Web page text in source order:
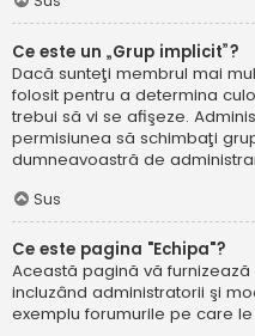
Ce este un „Grup implicit”?
Dacă sunteţi membrul mai
folosit pentru a determina
trebui să vi se afişeze.
permisiunea să schimbaţi
dumneavoastră de
Sus
Ce este pagina "Echipa"?
Această pagină vă
incluzând administratorii şi
exemplu forumurile pe care